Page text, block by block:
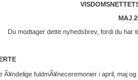
MAJ
Du modtager dette nyhedsbrev, fordi du har
fuldmÃ¥neceremonier i april, maj og